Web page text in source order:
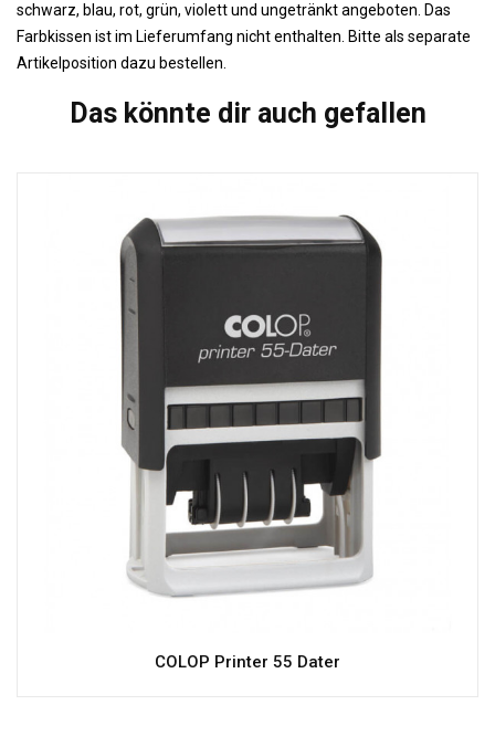
schwarz, blau, rot, grün, violett und ungetränkt angeboten. Das
Farbkissen ist im Lieferumfang nicht enthalten. Bitte als separate
Artikelposition dazu bestellen.
Das könnte dir auch gefallen
COLOP Printer 55 Dater